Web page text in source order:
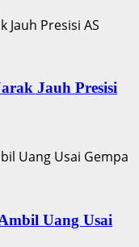
Jauh Presisi
Uang Usai